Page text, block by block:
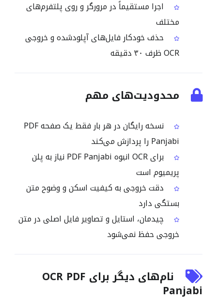
اجرا مستقیماً در مرورگر و روی پلتفرم‌های
مختلف
حذف خودکار فایل‌های آپلودشده و خروجی
OCR ظرف ۳۰ دقیقه
محدودیت‌های مهم
نسخه رایگان در هر بار فقط یک صفحه PDF
Panjabi را پردازش می‌کند
برای OCR انبوه PDF Panjabi نیاز به پلن
پریمیوم است
دقت خروجی به کیفیت اسکن و وضوح متن
بستگی دارد
چیدمان، استایل و تصاویر فایل اصلی در متن
خروجی حفظ نمی‌شود
نام‌های دیگر برای OCR PDF
Panjabi